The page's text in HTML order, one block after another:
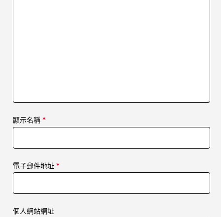
顯示名稱 *
電子郵件地址 *
個人網站網址